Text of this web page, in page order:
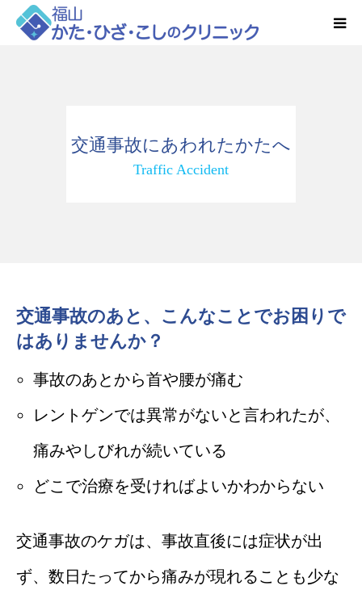
交通事故にあわれたかたへ
Traffic Accident
交通事故のあと、こんなことでお困りで
はありませんか？
事故のあとから首や腰が痛む
レントゲンでは異常がないと言われたが、
痛みやしびれが続いている
どこで治療を受ければよいかわからない
交通事故のケガは、事故直後には症状が出
ず、数日たってから痛みが現れることも少な